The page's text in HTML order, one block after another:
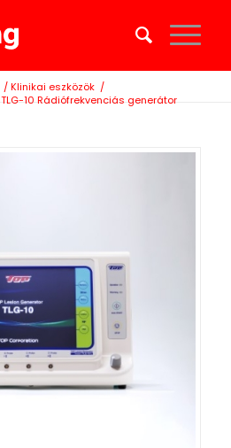
/ Klinikai eszközök /
TLG-10 Rádiófrekvenciás generátor